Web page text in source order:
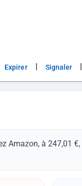
Expirer | Signaler |
à 247,01